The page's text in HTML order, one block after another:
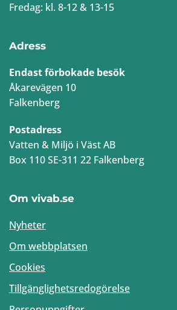
Fredag: kl. 8-12 & 13-15
Adress
Endast förbokade besök
Åkarevägen 10
Falkenberg
Postadress
Vatten & Miljö i Väst AB
Box 110 SE-311 22 Falkenberg
Om vivab.se
Nyheter
Om webbplatsen
Cookies
Tillgänglighetsredogörelse